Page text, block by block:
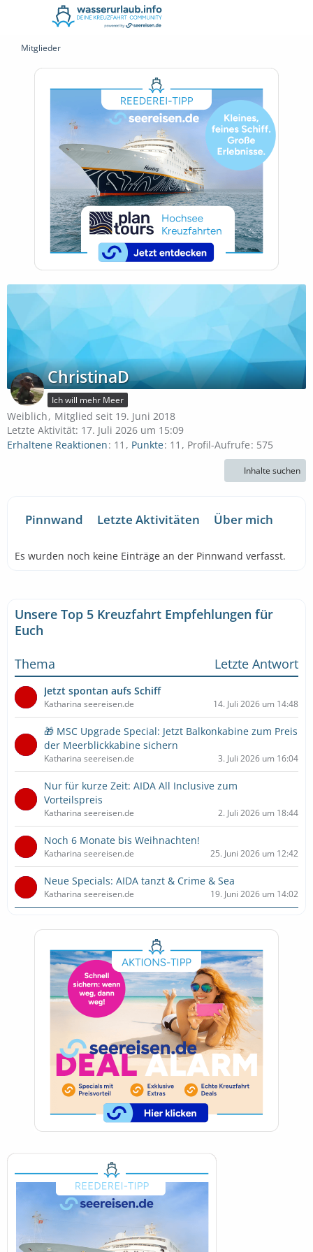
Mitglieder
ChristinaD
Ich will mehr Meer
Weiblich
Mitglied seit 19. Juni 2018
Letzte Aktivität: 17. Juli 2026 um 15:09
Erhaltene Reaktionen 11 Punkte 11 Profil-Aufrufe 575
Inhalte suchen
Pinnwand Letzte Aktivitäten Über mich
Es wurden noch keine Einträge an der Pinnwand verfasst.
Unsere Top 5 Kreuzfahrt Empfehlungen für
Euch
Thema
Letzte Antwort
Jetzt spontan aufs Schiff
Katharina seereisen.de 14. Juli 2026 um 14:48
🎁 MSC Upgrade Special: Jetzt Balkonkabine zum Preis
der Meerblickkabine sichern
Katharina seereisen.de 3. Juli 2026 um 16:04
Nur für kurze Zeit: AIDA All Inclusive zum
Vorteilspreis
Katharina seereisen.de 2. Juli 2026 um 18:44
Noch 6 Monate bis Weihnachten!
Katharina seereisen.de 25. Juni 2026 um 12:42
Neue Specials: AIDA tanzt & Crime & Sea
Katharina seereisen.de 19. Juni 2026 um 14:02